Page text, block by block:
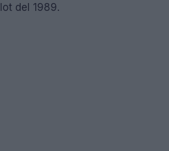
del 1989.